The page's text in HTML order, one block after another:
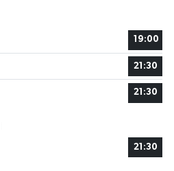
19:00
21:30
21:30
21:30